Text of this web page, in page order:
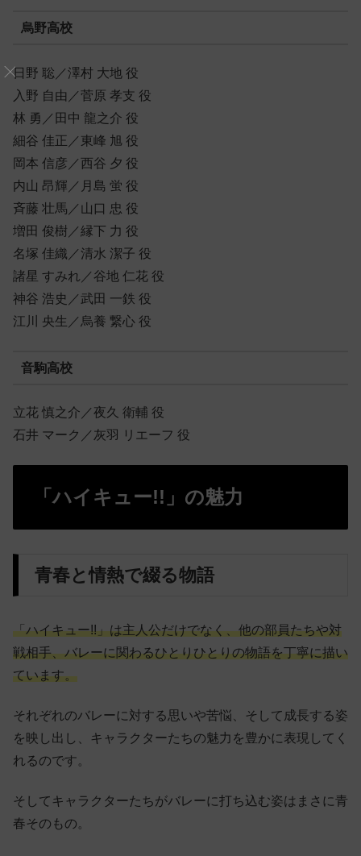
烏野高校
日野 聡／澤村 大地 役
入野 自由／菅原 孝支 役
林 勇／田中 龍之介 役
細谷 佳正／東峰 旭 役
岡本 信彦／西谷 夕 役
内山 昂輝／月島 蛍 役
斉藤 壮馬／山口 忠 役
増田 俊樹／縁下 力 役
名塚 佳織／清水 潔子 役
諸星 すみれ／谷地 仁花 役
神谷 浩史／武田 一鉄 役
江川 央生／烏養 繋心 役
音駒高校
立花 慎之介／夜久 衛輔 役
石井 マーク／灰羽 リエーフ 役
「ハイキュー!!」の魅力
青春と情熱で綴る物語
「ハイキュー!!」は主人公だけでなく、他の部員たちや対
戦相手、バレーに関わるひとりひとりの物語を丁寧に描い
ています。
それぞれのバレーに対する思いや苦悩、そして成長する姿
を映し出し、キャラクターたちの魅力を豊かに表現してく
れるのです。
そしてキャラクターたちがバレーに打ち込む姿はまさに青
春そのもの。